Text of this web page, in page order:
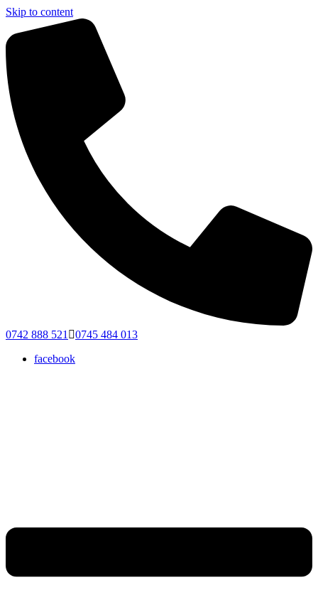
Skip to content
0742 888 521
0745 484 013
facebook